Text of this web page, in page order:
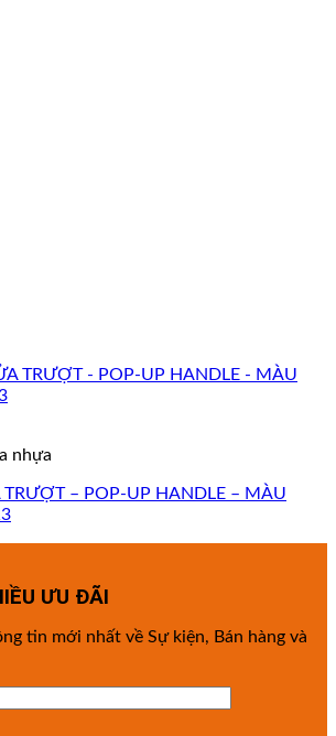
nhựa
– POP-UP HANDLE – MÀU
ƯU ĐÃI
tin mới nhất về Sự kiện, Bán hàng và